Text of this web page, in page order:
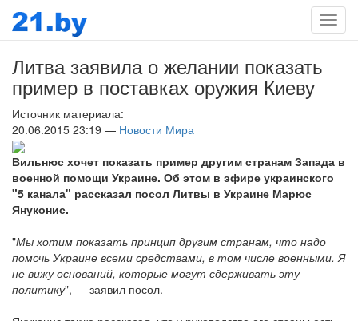
Меню
Литва заявила о желании показать
пример в поставках оружия Киеву
Источник материала:
20.06.2015 23:19 — Новости Мира
Вильнюс хочет показать пример другим странам Запада в
военной помощи Украине. Об этом в эфире украинского
"5 канала" рассказал посол Литвы в Украине Марюс
Януконис.
"Мы хотим показать принцип другим странам, что надо
помочь Украине всеми средствами, в том числе военными. Я
не вижу оснований, которые могут сдерживать эту
политику", — заявил посол.